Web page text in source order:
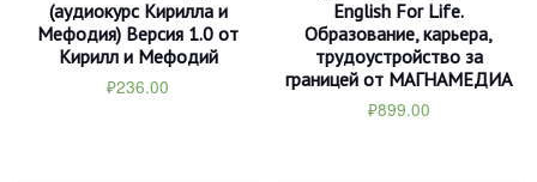
(аудиокурс Кирилла и
Мефодия) Версия 1.0 от
Кирилл и Мефодий
₽236.00
English For Life.
Образование, карьера,
трудоустройство за
границей от МАГНАМЕДИА
₽899.00